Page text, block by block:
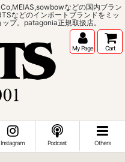
などの国内ブラン
などのインポートブランドをミッ
プ。patagonia正規取扱店。
My Page Cart
Instagram Podcast Others